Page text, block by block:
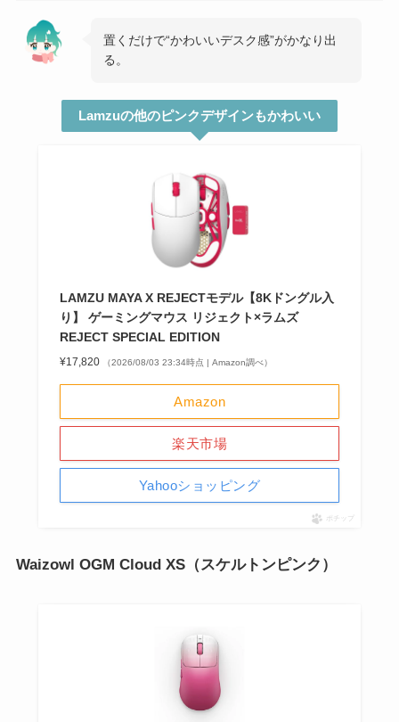
置くだけで“かわいいデスク感”がかなり出
る。
Lamzuの他のピンクデザインもかわいい
LAMZU MAYA X REJECTモデル【8Kドングル入
り】 ゲーミングマウス リジェクト×ラムズ
REJECT SPECIAL EDITION
¥17,820 （2026/08/03 23:34時点 | Amazon調べ）
Amazon
楽天市場
Yahooショッピング
ポチップ
Waizowl OGM Cloud XS（スケルトンピンク）